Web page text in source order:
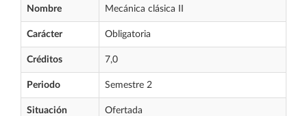
Nombre Mecánica clásica II
Carácter Obligatoria
Créditos 7,0
Periodo Semestre 2
Situación Ofertada